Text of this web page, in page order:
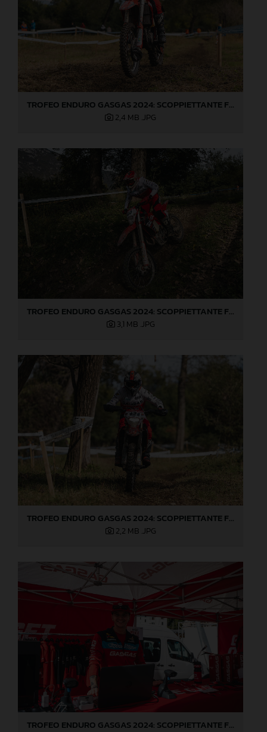
TROFEO ENDURO GASGAS 2024: SCOPPIETTANTE FINALE DI STAGIONE A LOVERE!
2,4 MB .JPG
TROFEO ENDURO GASGAS 2024: SCOPPIETTANTE FINALE DI STAGIONE A LOVERE!
3,1 MB .JPG
TROFEO ENDURO GASGAS 2024: SCOPPIETTANTE FINALE DI STAGIONE A LOVERE!
2,2 MB .JPG
TROFEO ENDURO GASGAS 2024: SCOPPIETTANTE FINALE DI STAGIONE A LOVERE!